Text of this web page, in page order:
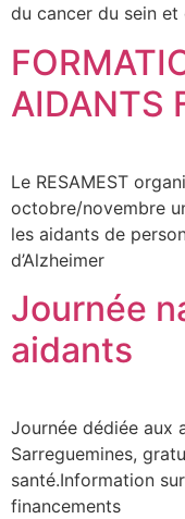
du cancer du sein et
AIDANTS
Le RESAMEST
octobre/novembre
les aidants de
d’Alzheimer
Journée
aidants
Journée dédiée aux
Sarreguemines,
santé.Information
financements